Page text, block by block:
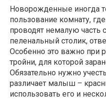
Новорожденные иногда
пользование комнату,
проводят немалую часть
пеленальный столик,
Особенно это важно при
тройни, для которой
Обязательно нужно
различает малыш –
использовать его и